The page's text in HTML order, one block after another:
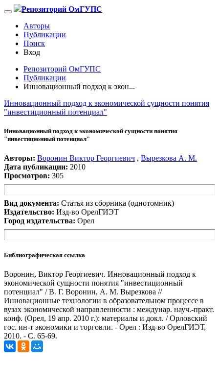
Репозиторий ОмГУПС
Авторы
Публикации
Поиск
Вход
Репозиторий ОмГУПС
Публикации
Инновационный подход к экон...
Инновационный подход к экономической сущности понятия
"инвестиционный потенциал"
Инновационный подход к экономической сущности понятия
"инвестиционный потенциал"
Авторы: Воронин Виктор Георгиевич , Вырезкова А. М.
Дата публикации: 2010
Просмотров: 305
Вид документа: Статья из сборника (однотомник)
Издательство: Изд-во ОрелГИЭТ
Город издательства: Орел
Библиографическая ссылка
Воронин, Виктор Георгиевич. Инновационный подход к
экономической сущности понятия "инвестиционный
потенциал" / В. Г. Воронин, А. М. Вырезкова //
Инновационные технологии в образовательном процессе в
вузах экономической направленности : междунар. науч.-практ.
конф. (Орел, 19 апр. 2010 г.): материалы и докл. / Орловский
гос. ин-т экономики и торговли. - Орел : Изд-во ОрелГИЭТ,
2010. - С. 65-69.